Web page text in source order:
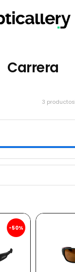
Carrera
3 productos
-50%